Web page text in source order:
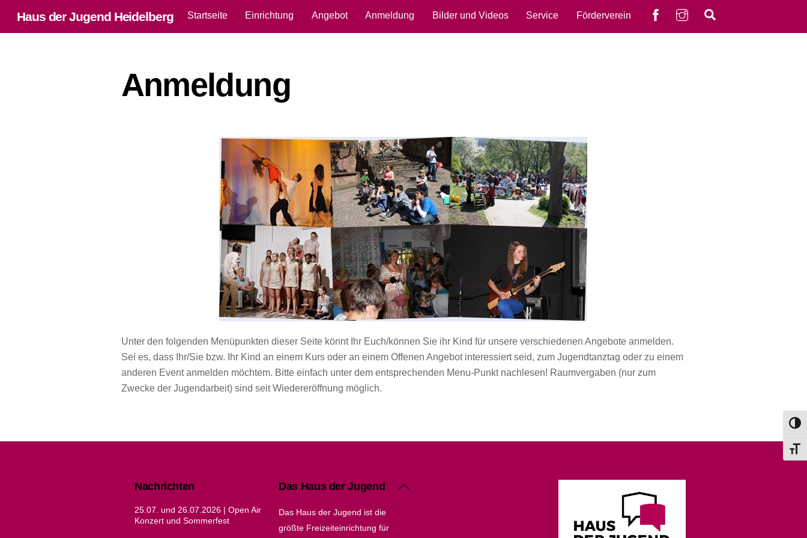
Haus der Jugend Heidelberg
Facebookinstagram
Startseite Einrichtung Angebot Anmeldung Bilder und Videos Service Förderverein
Anmeldung
Unter den folgenden Menüpunkten dieser Seite könnt Ihr Euch/können Sie ihr Kind für unsere verschiedenen Angebote anmelden.
Sei es, dass Ihr/Sie bzw. Ihr Kind an einem Kurs oder an einem Offenen Angebot interessiert seid, zum Jugendtanztag oder zu einem
anderen Event anmelden möchtem. Bitte einfach unter dem entsprechenden Menu-Punkt nachlesen! Raumvergaben (nur zum
Zwecke der Jugendarbeit) sind seit Wiedereröffnung möglich.
Back
Nachrichten
25.07. und 26.07.2026 | Open Air
Konzert und Sommerfest
Das Haus der Jugend
Das Haus der Jugend ist die
größte Freizeiteinrichtung für